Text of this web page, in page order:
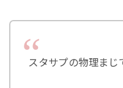
スタサプの物理ま